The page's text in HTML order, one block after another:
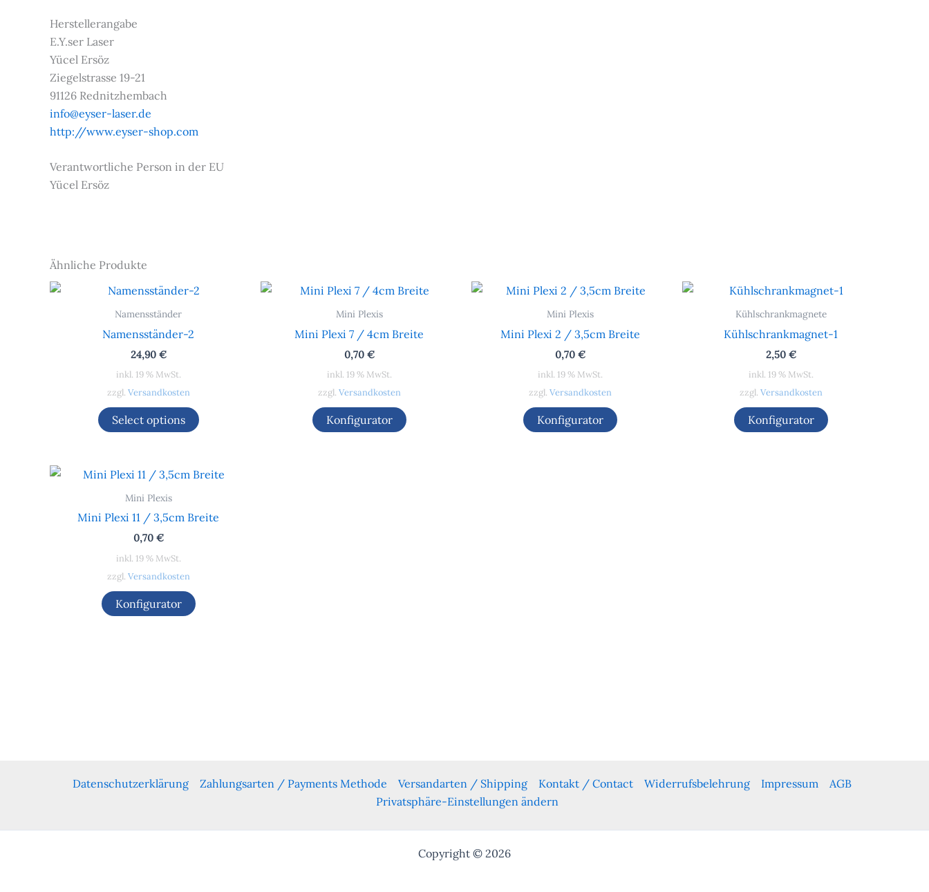
Herstellerangabe
E.Y.ser Laser
Yücel Ersöz
Ziegelstrasse 19-21
91126 Rednitzhembach
info@eyser-laser.de
http://www.eyser-shop.com
Verantwortliche Person in der EU
Yücel Ersöz
Ähnliche Produkte
Namensständer
Namensständer-2
24,90 €
inkl. 19 % MwSt.
zzgl. Versandkosten
Select options
Mini Plexis
Mini Plexi 7 / 4cm Breite
0,70 €
inkl. 19 % MwSt.
zzgl. Versandkosten
Konfigurator
Mini Plexis
Mini Plexi 2 / 3,5cm Breite
0,70 €
inkl. 19 % MwSt.
zzgl. Versandkosten
Konfigurator
Kühlschrankmagnete
Kühlschrankmagnet-1
2,50 €
inkl. 19 % MwSt.
zzgl. Versandkosten
Konfigurator
Mini Plexis
Mini Plexi 11 / 3,5cm Breite
0,70 €
inkl. 19 % MwSt.
zzgl. Versandkosten
Konfigurator
Datenschutzerklärung Zahlungsarten / Payments Methode Versandarten / Shipping Kontakt / Contact Widerrufsbelehrung Impressum
AGB
Privatsphäre-Einstellungen ändern
Copyright © 2026